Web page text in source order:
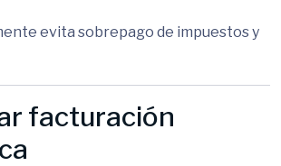
evita sobrepago de impuestos y
facturación